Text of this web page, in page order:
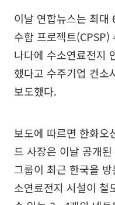
이날 연합뉴스는 최대
수함 프로젝트(CPSP)
나다에 수소연료전지
했다고 수주기업 컨소
보도했다.
보도에 따르면 한화오
드 사장은 이날 공개
그룹이 최근 한국을
소연료전지 시설이 철